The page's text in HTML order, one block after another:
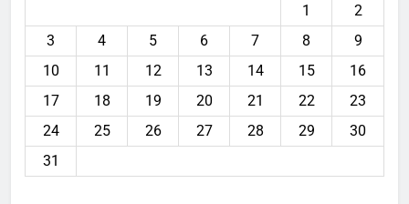
1
2
3
4 5 6 7 8
9
10
11 12 13 14 15
16
17
18 19 20 21 22
23
24
25 26 27 28 29
30
31